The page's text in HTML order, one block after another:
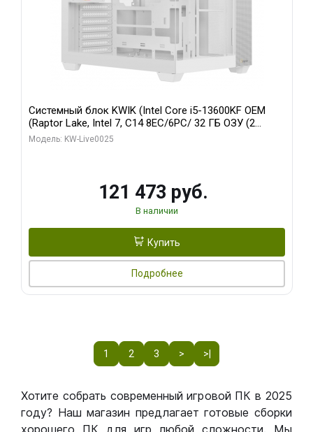
Системный блок KWIK (Intel Core i5-13600KF OEM
(Raptor Lake, Intel 7, C14 8EC/6PC/ 32 ГБ ОЗУ (2
модуля)/ Gigabyte RTX5060 WINDFORCE OC 8GB
Модель: KW-Live0025
121 473 руб.
В наличии
Купить
Подробнее
1 2 3 > >|
Хотите собрать современный игровой ПК в 2025
году? Наш магазин предлагает готовые сборки
хорошего ПК для игр любой сложности. Мы